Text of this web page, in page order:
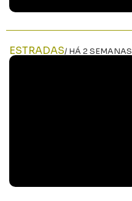
ESTRADAS/ HÁ 2 SEMANAS